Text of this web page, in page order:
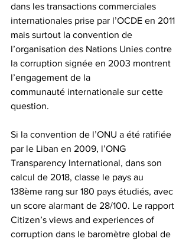
dans les transactions commerciales
internationales prise par l’OCDE en 2011
mais surtout la convention de
l’organisation des Nations Unies contre
la corruption signée en 2003 montrent
l’engagement de la
communauté internationale sur cette
question.
Si la convention de l’ONU a été ratifiée
par le Liban en 2009, l’ONG
Transparency International, dans son
calcul de 2018, classe le pays au
138ème rang sur 180 pays étudiés, avec
un score alarmant de 28/100. Le rapport
Citizen’s views and experiences of
corruption dans le baromètre global de